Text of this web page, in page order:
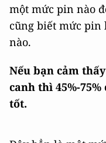
một mức pin nào
cũng biết mức pin
nào.
Nếu bạn cảm
canh thì 45%-
tốt.